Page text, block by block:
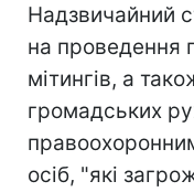
Надзвичайний
на проведення
мітингів, а
громадських
осіб, "які